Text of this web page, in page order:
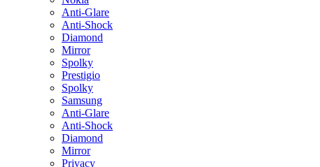
Anti-Glare
Anti-Shock
Diamond
Mirror
Spolky
Prestigio
Spolky
Samsung
Anti-Glare
Anti-Shock
Diamond
Mirror
Privacy